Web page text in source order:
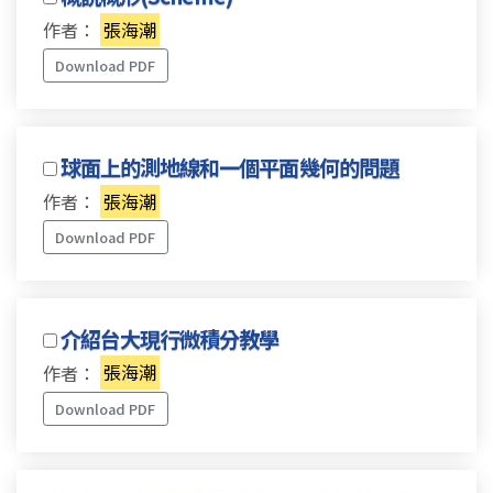
作者： 張海潮
Download PDF
球面上的測地線和一個平面幾何的問題
作者： 張海潮
Download PDF
介紹台大現行微積分教學
作者： 張海潮
Download PDF